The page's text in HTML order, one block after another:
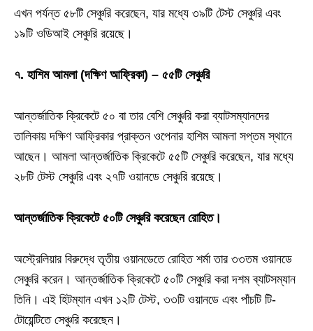
এখন পর্যন্ত ৫৮টি সেঞ্চুরি করেছেন, যার মধ্যে ৩৯টি টেস্ট সেঞ্চুরি এবং
১৯টি ওডিআই সেঞ্চুরি রয়েছে।
৭. হাশিম আমলা (দক্ষিণ আফ্রিকা) – ৫৫টি সেঞ্চুরি
আন্তর্জাতিক ক্রিকেটে ৫০ বা তার বেশি সেঞ্চুরি করা ব্যাটসম্যানদের
তালিকায় দক্ষিণ আফ্রিকার প্রাক্তন ওপেনার হাশিম আমলা সপ্তম স্থানে
আছেন। আমলা আন্তর্জাতিক ক্রিকেটে ৫৫টি সেঞ্চুরি করেছেন, যার মধ্যে
২৮টি টেস্ট সেঞ্চুরি এবং ২৭টি ওয়ানডে সেঞ্চুরি রয়েছে।
আন্তর্জাতিক ক্রিকেটে ৫০টি সেঞ্চুরি করেছেন রোহিত।
অস্ট্রেলিয়ার বিরুদ্ধে তৃতীয় ওয়ানডেতে রোহিত শর্মা তার ৩৩তম ওয়ানডে
সেঞ্চুরি করেন। আন্তর্জাতিক ক্রিকেটে ৫০টি সেঞ্চুরি করা দশম ব্যাটসম্যান
তিনি। এই হিটম্যান এখন ১২টি টেস্ট, ৩৩টি ওয়ানডে এবং পাঁচটি টি-
টোয়েন্টিতে সেঞ্চুরি করেছেন।